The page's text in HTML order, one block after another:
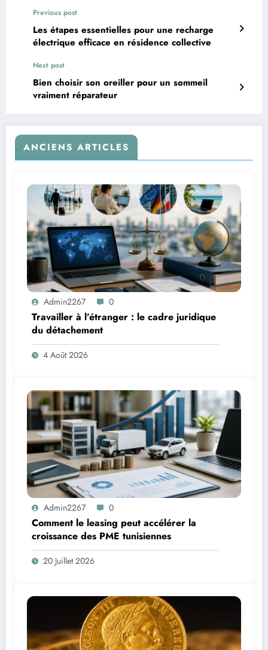
Previous post
Les étapes essentielles pour une recharge
électrique efficace en résidence collective
Next post
Bien choisir son oreiller pour un sommeil
vraiment réparateur
ANCIENS ARTICLES
Admin2267 0
Travailler à l’étranger : le cadre juridique
du détachement
4 Août 2026
Admin2267 0
Comment le leasing peut accélérer la
croissance des PME tunisiennes
20 Juillet 2026